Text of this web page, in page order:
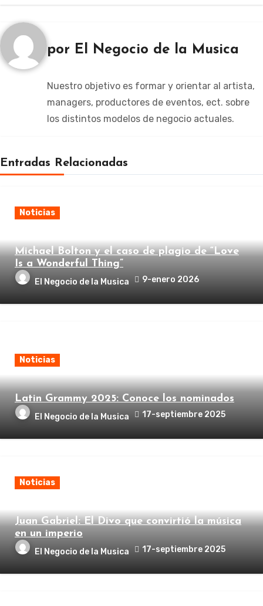
por El Negocio de la Musica
Nuestro objetivo es formar y orientar al artista,
managers, productores de eventos, ect. sobre
los distintos modelos de negocio actuales.
Entradas Relacionadas
Noticias
Michael Bolton y el caso de plagio de “Love
Is a Wonderful Thing”
El Negocio de la Musica 9-enero 2026
Noticias
Latin Grammy 2025: Conoce los nominados
El Negocio de la Musica 17-septiembre 2025
Noticias
Juan Gabriel: El Divo que convirtió la música
en un imperio
El Negocio de la Musica 17-septiembre 2025